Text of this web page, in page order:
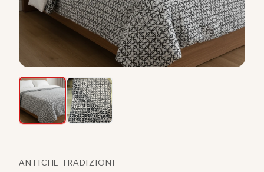
ANTICHE TRADIZIONI